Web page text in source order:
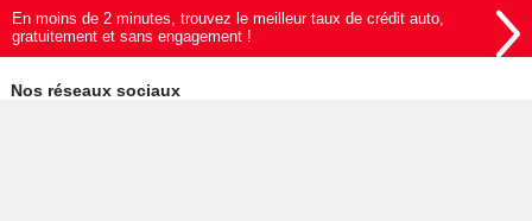
En moins de 2 minutes, trouvez le meilleur taux de crédit auto,
gratuitement et sans engagement !
Nos réseaux sociaux